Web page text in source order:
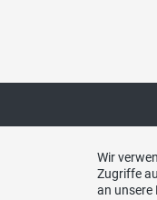
Wir
Zugriffe
an unsere